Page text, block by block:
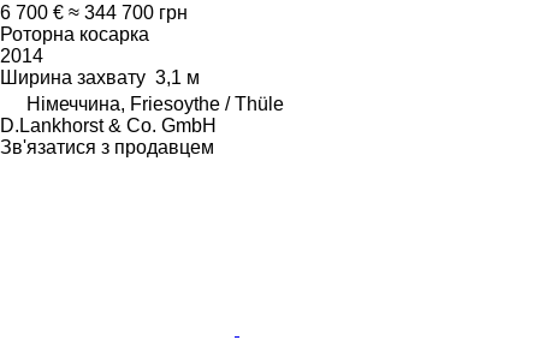
6 700 € ≈ 344 700 грн
Роторна косарка
2014
Ширина захвату 3,1 м
Німеччина, Friesoythe / Thüle
D.Lankhorst & Co. GmbH
Зв'язатися з продавцем